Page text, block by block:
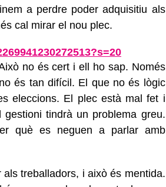
a perdre poder adquisitiu als
cal mirar el nou plec.
no és cert i ell ho sap. Només
és tan difícil. El que no és lògic
eleccions. El plec està mal fet i
tindrà un problema greu.
què es neguen a parlar amb
treballadors, i això és mentida.